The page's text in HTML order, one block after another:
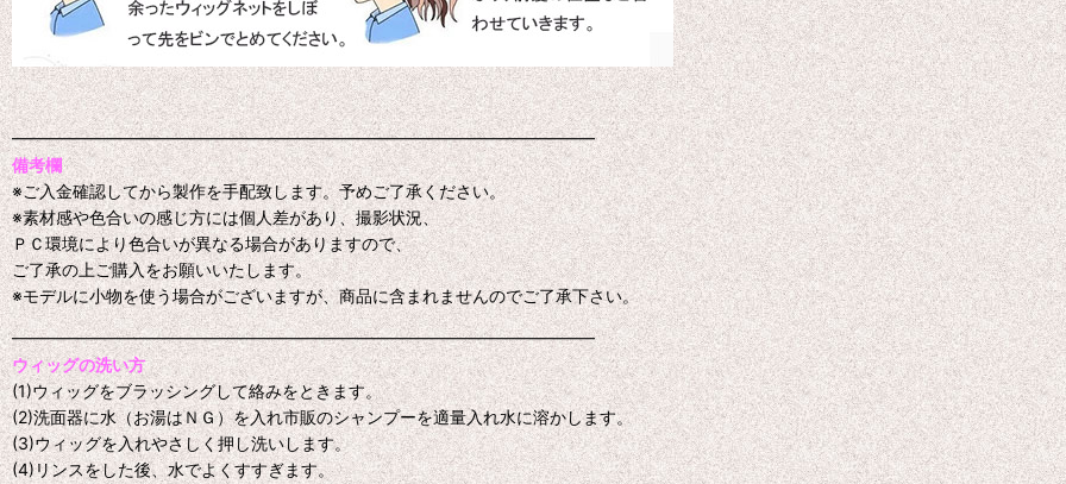
━━━━━━━━━━━━━━━━━━━━━━━━━━━━━━━━━━━
備考欄
※ご入金確認してから製作を手配致します。予めご了承ください。
※素材感や色合いの感じ方には個人差があり、撮影状況、
ＰＣ環境により色合いが異なる場合がありますので、
ご了承の上ご購入をお願いいたします。
※モデルに小物を使う場合がございますが、商品に含まれませんのでご了承下さい。
━━━━━━━━━━━━━━━━━━━━━━━━━━━━━━━━━━━
ウィッグの洗い方
(1)ウィッグをブラッシングして絡みをときます。
(2)洗面器に水（お湯はＮＧ）を入れ市販のシャンプーを適量入れ水に溶かします。
(3)ウィッグを入れやさしく押し洗いします。
(4)リンスをした後、水でよくすすぎます。